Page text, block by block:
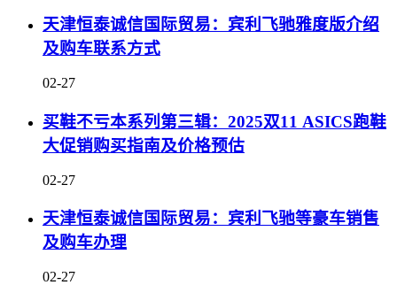
天津恒泰诚信国际贸易：宾利飞驰雅度版介绍
及购车联系方式
02-27
买鞋不亏本系列第三辑：2025双11 ASICS跑鞋
大促销购买指南及价格预估
02-27
天津恒泰诚信国际贸易：宾利飞驰等豪车销售
及购车办理
02-27